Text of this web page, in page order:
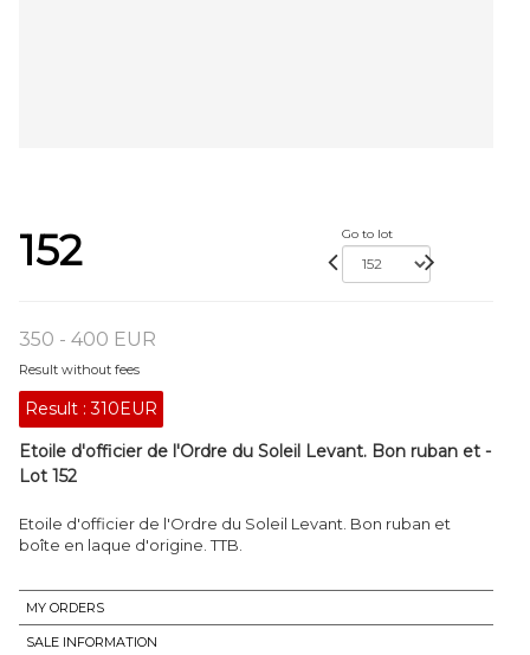
152 Go to lot
350 - 400 EUR
Result without fees
Result :310EUR
Etoile d'officier de l'Ordre du Soleil Levant. Bon ruban et -
Lot 152
Etoile d'officier de l'Ordre du Soleil Levant. Bon ruban et
boîte en laque d'origine. TTB.
MY ORDERS
SALE INFORMATION